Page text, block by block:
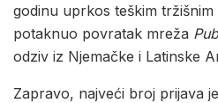
godinu uprkos teškim tržišnim
potaknuo povratak mreža
odziv iz Njemačke i Latinske
Zapravo, najveći broj prijava